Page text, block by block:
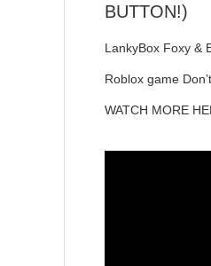
BUTTON!)
LankyBox Foxy &
Roblox game
WATCH MORE